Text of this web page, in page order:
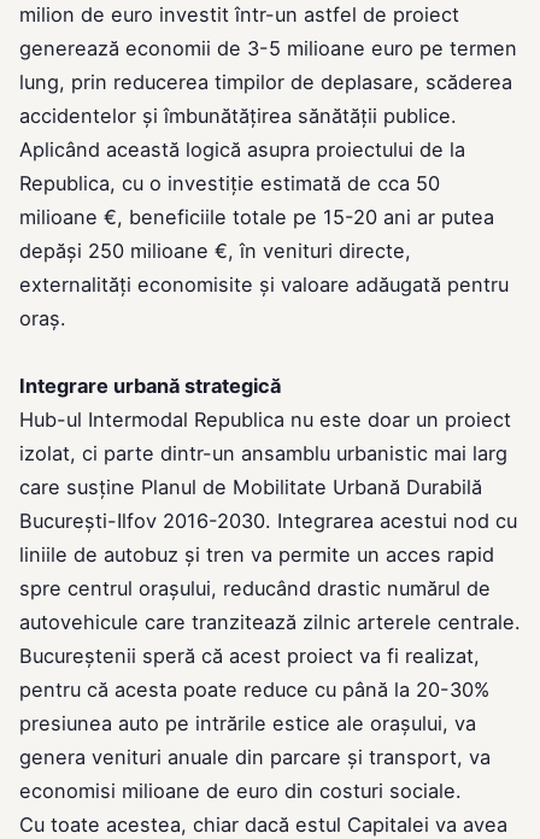
milion de euro investit într-un astfel de proiect
generează economii de 3-5 milioane euro pe termen
lung, prin reducerea timpilor de deplasare, scăderea
accidentelor și îmbunătățirea sănătății publice.
Aplicând această logică asupra proiectului de la
Republica, cu o investiție estimată de cca 50
milioane €, beneficiile totale pe 15-20 ani ar putea
depăși 250 milioane €, în venituri directe,
externalități economisite și valoare adăugată pentru
oraș.
Integrare urbană strategică
Hub-ul Intermodal Republica nu este doar un proiect
izolat, ci parte dintr-un ansamblu urbanistic mai larg
care susține Planul de Mobilitate Urbană Durabilă
București-Ilfov 2016-2030. Integrarea acestui nod cu
liniile de autobuz și tren va permite un acces rapid
spre centrul orașului, reducând drastic numărul de
autovehicule care tranzitează zilnic arterele centrale.
Bucureștenii speră că acest proiect va fi realizat,
pentru că acesta poate reduce cu până la 20-30%
presiunea auto pe intrările estice ale orașului, va
genera venituri anuale din parcare și transport, va
economisi milioane de euro din costuri sociale.
Cu toate acestea, chiar dacă estul Capitalei va avea